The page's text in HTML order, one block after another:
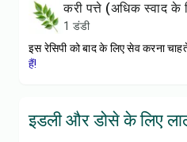
करी पत्ते (अधिक स्वाद के
1 डंडी
इस रेसिपी को बाद के लिए सेव करना
हैं!
इडली और डोसे के लिए